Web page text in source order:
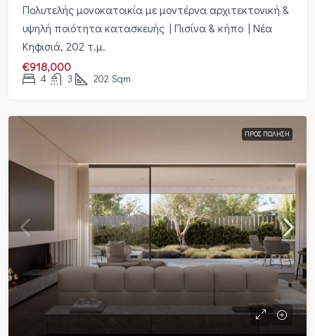
Πολυτελής μονοκατοικία με μοντέρνα αρχιτεκτονική &
υψηλή ποιότητα κατασκευής | Πισίνα & κήπο | Νέα
Κηφισιά, 202 τ.μ.
€918,000
4 3 202 Sqm
ΠΡΟΣ ΠΏΛΗΣΗ